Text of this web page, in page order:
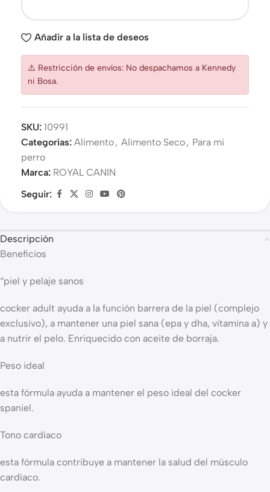
Añadir a la lista de deseos
⚠️ Restricción de envíos: No despachamos a Kennedy
ni Bosa.
SKU: 10991
Categorías: Alimento, Alimento Seco, Para mi
perro
Marca: ROYAL CANIN
Seguir:
Descripción
Beneficios
“piel y pelaje sanos
cocker adult ayuda a la función barrera de la piel (complejo
exclusivo), a mantener una piel sana (epa y dha, vitamina a) y
a nutrir el pelo. Enriquecido con aceite de borraja.
Peso ideal
esta fórmula ayuda a mantener el peso ideal del cocker
spaniel.
Tono cardíaco
esta fórmula contribuye a mantener la salud del músculo
cardíaco.